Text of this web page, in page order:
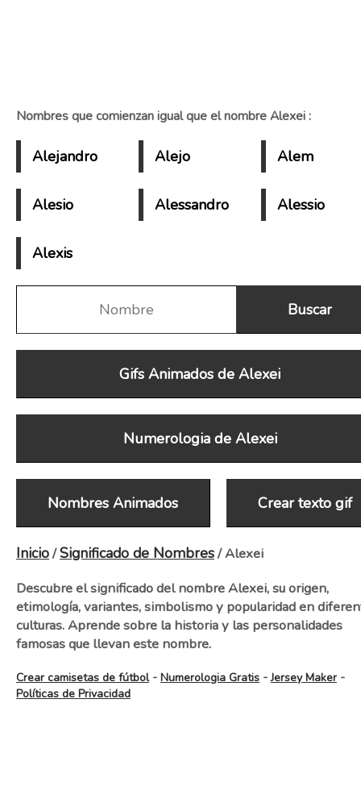
Nombres que comienzan igual que el nombre Alexei :
Alejandro Alejo Alem
Alesio Alessandro Alessio
Alexis
Gifs Animados de Alexei
Numerologia de Alexei
Nombres Animados Crear texto gif
Inicio/Significado de Nombres/ Alexei
Descubre el significado del nombre Alexei, su origen,
etimología, variantes, simbolismo y popularidad en
culturas. Aprende sobre la historia y las personalidades
famosas que llevan este nombre.
Crear camisetas de fútbol- Numerologia Gratis -Jersey Maker-
Políticas de Privacidad